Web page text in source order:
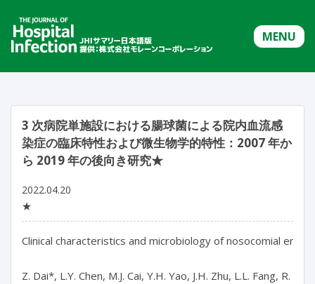
MENU
3 次病院単施設における腸球菌による院内血流感
染症の臨床特性および微生物学的特性：2007 年か
ら 2019 年の後向き研究★
2022.04.20
★
Clinical characteristics and microbiology of nosocomial
Z. Dai*, L.Y. Chen, M.J. Cai, Y.H. Yao, J.H. Zhu, L.L. Fang, R.